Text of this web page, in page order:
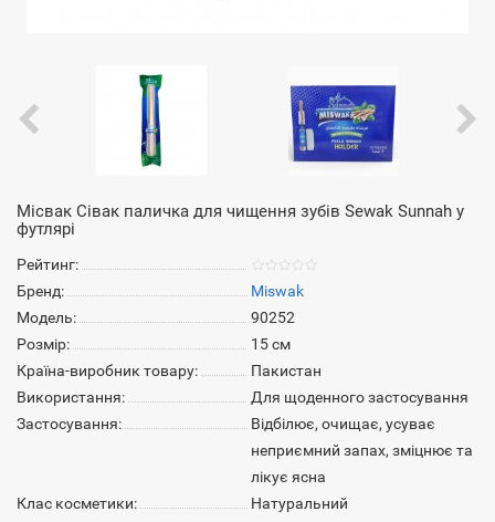
Місвак Сівак паличка для чищення зубів Sewak Sunnah у
футлярі
Рейтинг:
Бренд:
Miswak
Модель:
90252
Розмір:
15 см
Країна-виробник товару:
Пакистан
Використання:
Для щоденного застосування
Застосування:
Відбілює, очищає, усуває
неприємний запах, зміцнює та
лікує ясна
Клас косметики:
Натуральний